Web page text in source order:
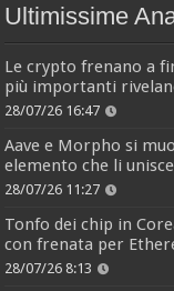
Ultimissime
Le crypto frenano a
più importanti
28/07/26 16:47
Aave e Morpho si
elemento che li unisce
28/07/26 11:27
Tonfo dei chip in
con frenata per
28/07/26 8:13